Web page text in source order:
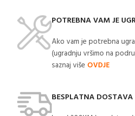
POTREBNA VAM JE
Ako vam je potrebna
(ugradnju vršimo na
saznaj više OVDJE
BESPLATNA DOSTAVA